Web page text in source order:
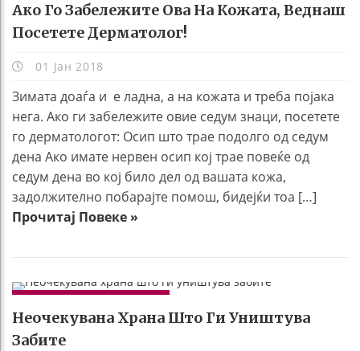
Ако Го Забележите Ова На Кожата, Веднаш
Посетете Дерматолог!
01 Јан 2018
Зимата доаѓа и е ладна, а на кожата и треба појака
нега. Ако ги забележите овие седум знаци, посетете
го дерматологот: Осип што трае подолго од седум
дена Ако имате нервен осип кој трае повеќе од
седум дена во кој било дел од вашата кожа,
задолжително побарајте помош, бидејќи тоа […]
Прочитај Повеке »
Неочекувана Храна Што Ги Уништува
Забите